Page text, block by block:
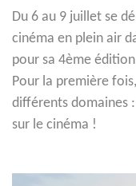
Du 6 au 9 juillet se
cinéma en plein air
pour sa 4ème
Pour la première
différents domaines
sur le cinéma !